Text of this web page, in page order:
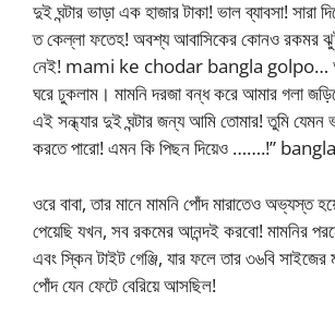
দুই ঘন্টার ভাড়া এক হাজার টাকা! ভাল ব্যাবসা!
ত কেল্লা ফতেহ! অবশ্য আবাসিকের কোনও রকমর
নেই! mami ke chodar bangla golpo…
ঘরে ঢুকলাম। মামনি দরজা বন্ধ করে আমার গলা
এই সন্ধ্যার দুই ঘন্টার জন্য আমি তোমার! তুমি যেমন
করতে পারো! এমন কি পিছন দিয়েও …….!”
ওরে বাবা, তার মানে মামনি পোঁদ মারাতেও অভ্যস্ত
পেয়েছি যখন, সব রকমের আনন্দই করবো! মামনির পরনে
এবং স্কিন টাইট গেঞ্জি, যার ফলে তার ৩৬বি
পোঁদ যেন ফেটে বেরিয়ে আসছিল!